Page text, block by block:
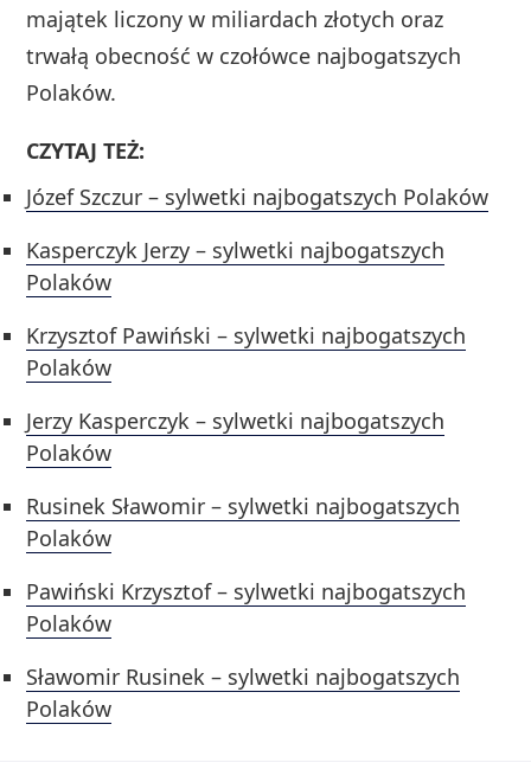
majątek liczony w miliardach złotych oraz
trwałą obecność w czołówce najbogatszych
Polaków.
CZYTAJ TEŻ:
Józef Szczur – sylwetki najbogatszych Polaków
Kasperczyk Jerzy – sylwetki najbogatszych
Polaków
Krzysztof Pawiński – sylwetki najbogatszych
Polaków
Jerzy Kasperczyk – sylwetki najbogatszych
Polaków
Rusinek Sławomir – sylwetki najbogatszych
Polaków
Pawiński Krzysztof – sylwetki najbogatszych
Polaków
Sławomir Rusinek – sylwetki najbogatszych
Polaków